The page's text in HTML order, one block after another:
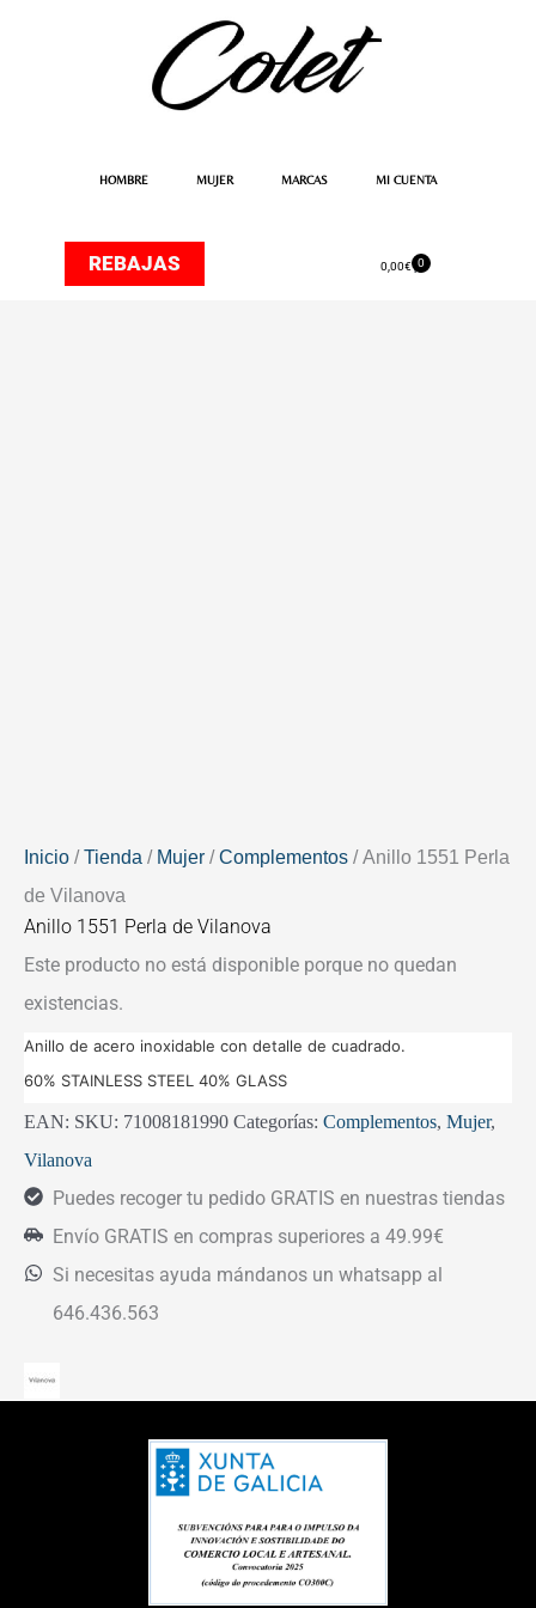
HOMBRE MUJER MARCAS MI CUENTA
REBAJAS 0,00€ 0
Carrito
Inicio /Tienda / Mujer /Complementos / Anillo 1551 Perla
de Vilanova
Anillo 1551 Perla de Vilanova
Este producto no está disponible porque no quedan
existencias.
Anillo de acero inoxidable con detalle de cuadrado.
60% STAINLESS STEEL 40% GLASS
EAN: SKU: 71008181990 Categorías: Complementos, Mujer,
Vilanova
Puedes recoger tu pedido GRATIS en nuestras tiendas
Envío GRATIS en compras superiores a 49.99€
Si necesitas ayuda mándanos un whatsapp al
646.436.563